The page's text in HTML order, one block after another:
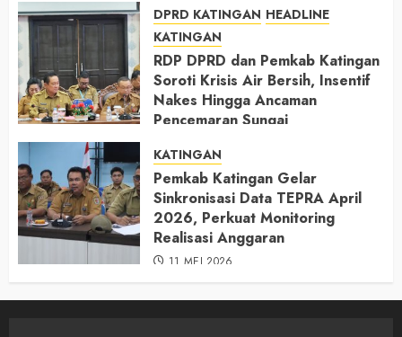
DPRD KATINGAN HEADLINE
KATINGAN
RDP DPRD dan Pemkab Katingan
Soroti Krisis Air Bersih, Insentif
Nakes Hingga Ancaman
Pencemaran Sungai
KATINGAN
Pemkab Katingan Gelar
Sinkronisasi Data TEPRA April
2026, Perkuat Monitoring
Realisasi Anggaran
11 MEI 2026